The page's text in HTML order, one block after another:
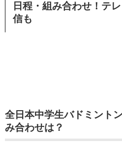
日程・組み合わせ！テ
信も
全日本中学生バドミント
み合わせは？